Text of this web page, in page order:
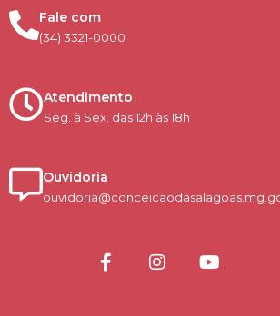
Fale com
(34) 3321-0000
Atendimento
Seg. à Sex. das 12h às 18h
Ouvidoria